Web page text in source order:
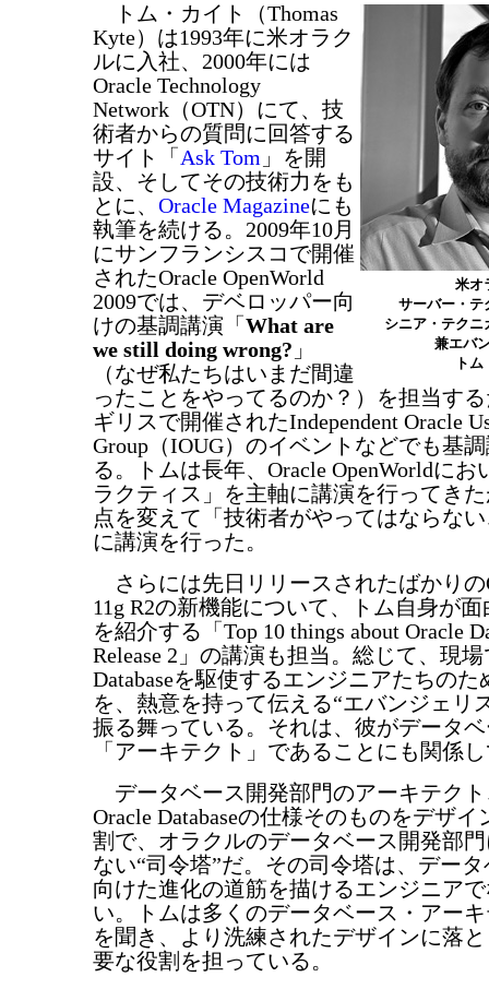
米
サーバー・
シニア・テクニ
兼エバ
ト
トム・カイト（Thomas
Kyte）は1993年に米オラク
ルに入社、2000年には
Oracle Technology
Network（OTN）にて、技
術者からの質問に回答する
サイト「 Ask Tom 」を開
設、そしてその技術力をも
とに、 Oracle Magazineにも
執筆を続ける。2009年10月
にサンフランシスコで開催
されたOracle OpenWorld
2009では、デベロッパー向
けの基調講演「 What are
we still doing wrong? 」
（なぜ私たちはいまだ間違
ったことをやってるのか？）を担当す
ギリスで開催されたIndependent Oracle
Group（IOUG）のイベントなどでも基
る。トムは長年、Oracle OpenWorldに
ラクティス」を主軸に講演を行ってき
点を変えて「技術者がやってはならな
に講演を行った。
さらには先日リリースされたばかりの
11g R2の新機能について、トム自身が
を紹介する「Top 10 things about Oracle
Release 2」の講演も担当。総じて、現場
Databaseを駆使するエンジニアたちの
を、熱意を持って伝える“エバンジェリ
振る舞っている。それは、彼がデータ
「アーキテクト」であることにも関係
データベース開発部門のアーキテク
Oracle Databaseの仕様そのものをデザ
割で、オラクルのデータベース開発部
ない“司令塔”だ。その司令塔は、デー
向けた進化の道筋を描けるエンジニア
い。トムは多くのデータベース・アー
を聞き、より洗練されたデザインに落
要な役割を担っている。